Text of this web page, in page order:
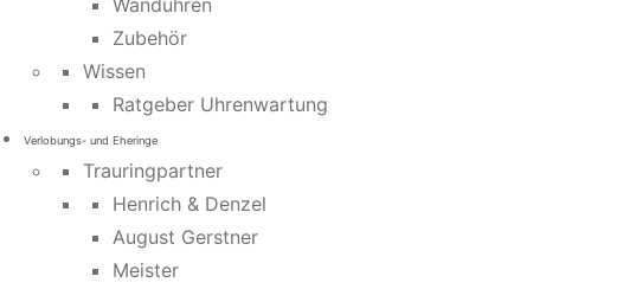
Wanduhren
Zubehör
Wissen
Ratgeber Uhrenwartung
Verlobungs- und Eheringe
Trauringpartner
Henrich & Denzel
August Gerstner
Meister